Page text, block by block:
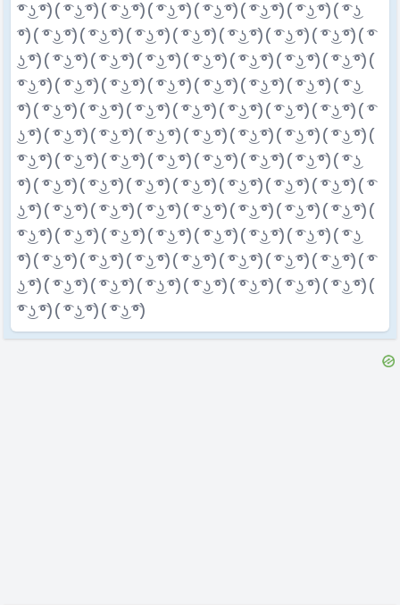
͡° ͜ʖ ͡°)( ͡° ͜ʖ ͡°)( ͡° ͜ʖ ͡°)( ͡° ͜ʖ ͡°)( ͡° ͜ʖ ͡°)( ͡° ͜ʖ ͡°)( ͡° ͜ʖ ͡°)( ͡° ͜ʖ
͡°)( ͡° ͜ʖ ͡°)( ͡° ͜ʖ ͡°)( ͡° ͜ʖ ͡°)( ͡° ͜ʖ ͡°)( ͡° ͜ʖ ͡°)( ͡° ͜ʖ ͡°)( ͡° ͜ʖ ͡°)( ͡°
͜ʖ ͡°)( ͡° ͜ʖ ͡°)( ͡° ͜ʖ ͡°)( ͡° ͜ʖ ͡°)( ͡° ͜ʖ ͡°)( ͡° ͜ʖ ͡°)( ͡° ͜ʖ ͡°)( ͡° ͜ʖ ͡°)(
͡° ͜ʖ ͡°)( ͡° ͜ʖ ͡°)( ͡° ͜ʖ ͡°)( ͡° ͜ʖ ͡°)( ͡° ͜ʖ ͡°)( ͡° ͜ʖ ͡°)( ͡° ͜ʖ ͡°)( ͡° ͜ʖ
͡°)( ͡° ͜ʖ ͡°)( ͡° ͜ʖ ͡°)( ͡° ͜ʖ ͡°)( ͡° ͜ʖ ͡°)( ͡° ͜ʖ ͡°)( ͡° ͜ʖ ͡°)( ͡° ͜ʖ ͡°)( ͡°
͜ʖ ͡°)( ͡° ͜ʖ ͡°)( ͡° ͜ʖ ͡°)( ͡° ͜ʖ ͡°)( ͡° ͜ʖ ͡°)( ͡° ͜ʖ ͡°)( ͡° ͜ʖ ͡°)( ͡° ͜ʖ ͡°)(
͡° ͜ʖ ͡°)( ͡° ͜ʖ ͡°)( ͡° ͜ʖ ͡°)( ͡° ͜ʖ ͡°)( ͡° ͜ʖ ͡°)( ͡° ͜ʖ ͡°)( ͡° ͜ʖ ͡°)( ͡° ͜ʖ
͡°)( ͡° ͜ʖ ͡°)( ͡° ͜ʖ ͡°)( ͡° ͜ʖ ͡°)( ͡° ͜ʖ ͡°)( ͡° ͜ʖ ͡°)( ͡° ͜ʖ ͡°)( ͡° ͜ʖ ͡°)( ͡°
͜ʖ ͡°)( ͡° ͜ʖ ͡°)( ͡° ͜ʖ ͡°)( ͡° ͜ʖ ͡°)( ͡° ͜ʖ ͡°)( ͡° ͜ʖ ͡°)( ͡° ͜ʖ ͡°)( ͡° ͜ʖ ͡°)(
͡° ͜ʖ ͡°)( ͡° ͜ʖ ͡°)( ͡° ͜ʖ ͡°)( ͡° ͜ʖ ͡°)( ͡° ͜ʖ ͡°)( ͡° ͜ʖ ͡°)( ͡° ͜ʖ ͡°)( ͡° ͜ʖ
͡°)( ͡° ͜ʖ ͡°)( ͡° ͜ʖ ͡°)( ͡° ͜ʖ ͡°)( ͡° ͜ʖ ͡°)( ͡° ͜ʖ ͡°)( ͡° ͜ʖ ͡°)( ͡° ͜ʖ ͡°)( ͡°
͜ʖ ͡°)( ͡° ͜ʖ ͡°)( ͡° ͜ʖ ͡°)( ͡° ͜ʖ ͡°)( ͡° ͜ʖ ͡°)( ͡° ͜ʖ ͡°)( ͡° ͜ʖ ͡°)( ͡° ͜ʖ ͡°)(
͡° ͜ʖ ͡°)( ͡° ͜ʖ ͡°)( ͡° ͜ʖ ͡°)